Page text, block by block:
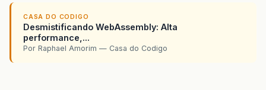
CASA DO CODIGO
Desmistificando WebAssembly: Alta
performance,...
Por Raphael Amorim — Casa do Codigo